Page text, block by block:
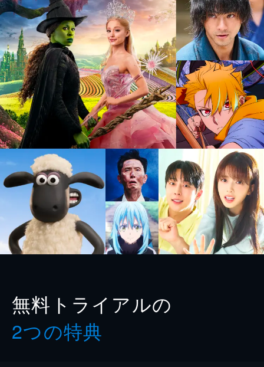
無料トライアルの
2つの特典